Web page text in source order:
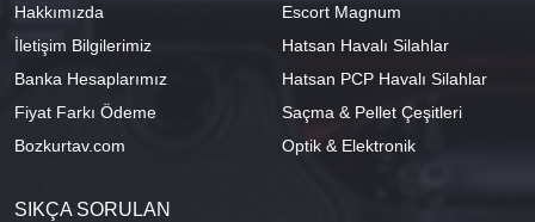
Hakkımızda
İletişim Bilgilerimiz
Banka Hesaplarımız
Fiyat Farkı Ödeme
Bozkurtav.com
Escort Magnum
Hatsan Havalı Silahlar
Hatsan PCP Havalı Silahlar
Saçma & Pellet Çeşitleri
Optik & Elektronik
SIKÇA SORULAN